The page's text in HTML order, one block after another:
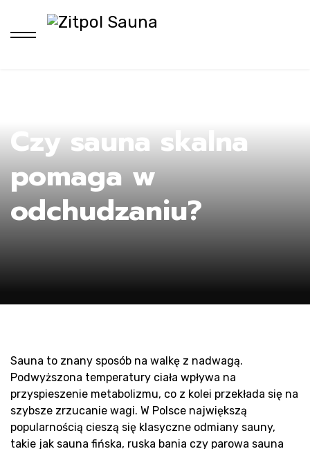
Czy sauna skalna
pomaga w
odchudzaniu?
Sauna to znany sposób na walkę z nadwagą.
Podwyższona temperatury ciała wpływa na
przyspieszenie metabolizmu, co z kolei przekłada się na
szybsze zrzucanie wagi. W Polsce największą
popularnością cieszą się klasyczne odmiany sauny,
takie jak sauna fińska, ruska bania czy parowa sauna